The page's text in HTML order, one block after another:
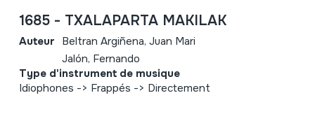
1685 - TXALAPARTA MAKILAK
Auteur Beltran Argiñena, Juan Mari
Jalón, Fernando
Type d'instrument de musique
Idiophones -> Frappés -> Directement